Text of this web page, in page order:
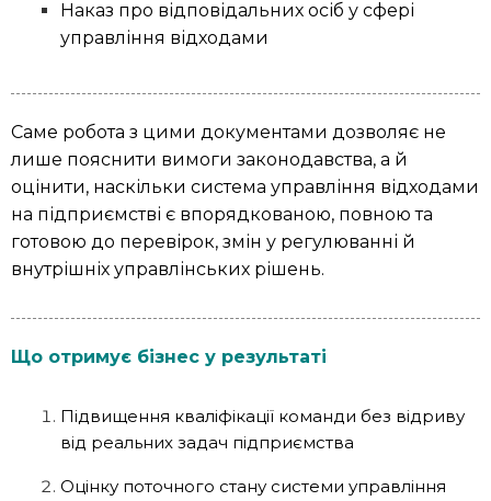
Наказ про відповідальних осіб у сфері
управління відходами
Саме робота з цими документами дозволяє не
лише пояснити вимоги законодавства, а й
оцінити, наскільки система управління відходами
на підприємстві є впорядкованою, повною та
готовою до перевірок, змін у регулюванні й
внутрішніх управлінських рішень.
Що отримує бізнес у результаті
Підвищення кваліфікації команди без відриву
від реальних задач підприємства
Оцінку поточного стану системи управління